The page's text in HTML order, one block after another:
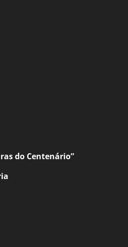
do Centenário”